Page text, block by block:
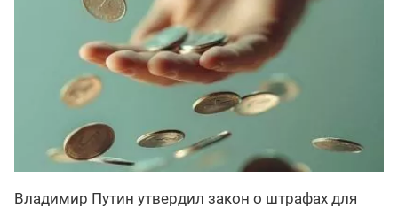
Владимир Путин утвердил закон о штрафах для